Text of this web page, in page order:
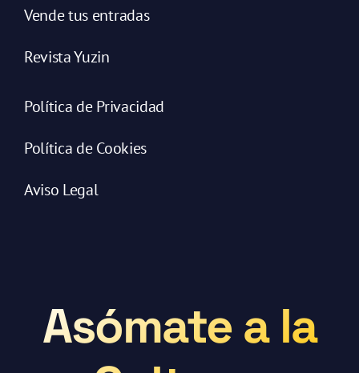
Vende tus entradas
Revista Yuzin
Política de Privacidad
Política de Cookies
Aviso Legal
Asómate a la